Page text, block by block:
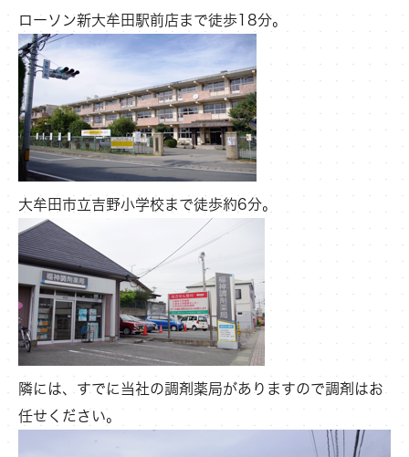
ローソン新大牟田駅前店まで徒歩18分。
大牟田市立吉野小学校まで徒歩約6分。
隣には、すでに当社の調剤薬局がありますので調剤はお
任せください。